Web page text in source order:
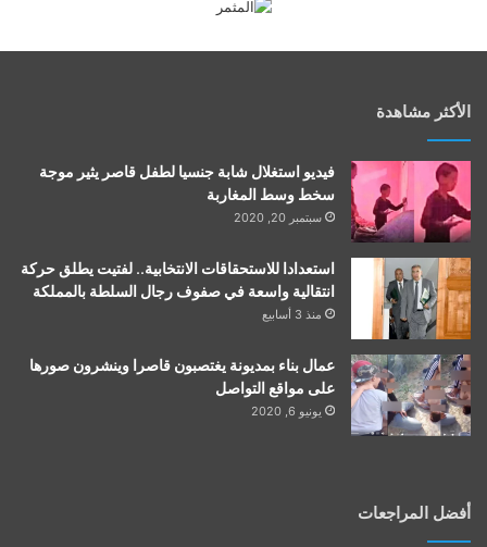
الأكثر مشاهدة
فيديو استغلال شابة جنسيا لطفل قاصر يثير موجة
سخط وسط المغاربة
سبتمبر 20, 2020
استعدادا للاستحقاقات الانتخابية.. لفتيت يطلق حركة
انتقالية واسعة في صفوف رجال السلطة بالمملكة
منذ 3 أسابيع
عمال بناء بمديونة يغتصبون قاصرا وينشرون صورها
على مواقع التواصل
يونيو 6, 2020
أفضل المراجعات